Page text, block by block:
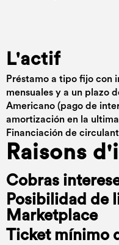
L'actif
Préstamo a tipo fijo con
mensuales y a un plazo
Americano (pago de
amortización en la
Financiación de
Raisons
Cobras
Posibilidad de
Marketplace
Ticket mínimo